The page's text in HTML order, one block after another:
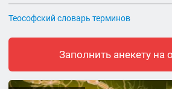
Теософский словарь терминов
Заполнить анекету на